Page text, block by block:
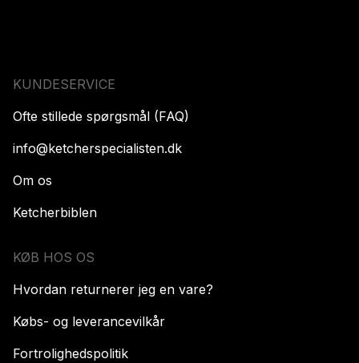
KUNDESERVICE
Ofte stillede spørgsmål (FAQ)
info@ketcherspecialisten.dk
Om os
Ketcherbiblen
KØB HOS OS
Hvordan returnerer jeg en vare?
Købs- og leverancevilkår
Fortrolighedspolitik